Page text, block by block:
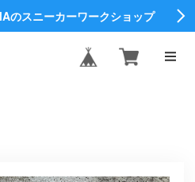
のスニーカーワークショップ